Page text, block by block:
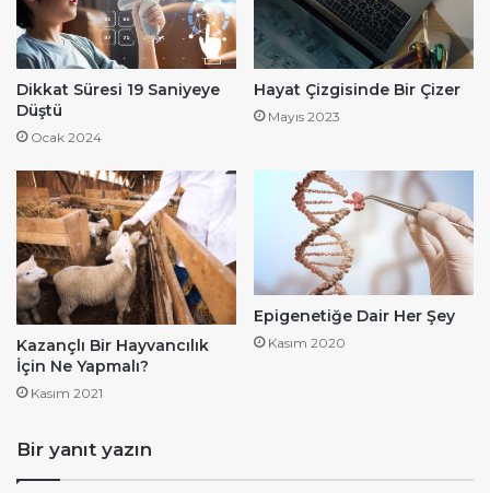
Dikkat Süresi 19 Saniyeye
Düştü
Ocak 2024
Hayat Çizgisinde Bir Çizer
Mayıs 2023
Kazançlı Bir Hayvancılık
İçin Ne Yapmalı?
Kasım 2021
Epigenetiğe Dair Her Şey
Kasım 2020
Bir yanıt yazın